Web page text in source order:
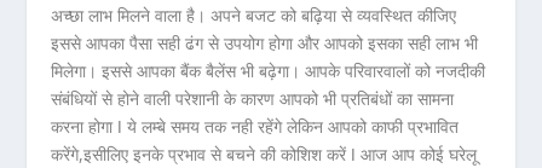
अच्छा लाभ मिलने वाला है। अपने बजट को बढ़िया से व्यवस्थित कीजिए
इससे आपका पैसा सही ढंग से उपयोग होगा और आपको इसका सही लाभ भी
मिलेगा। इससे आपका बैंक बैलेंस भी बढ़ेगा। आपके परिवारवालों को नजदीकी
संबंधियों से होने वाली परेशानी के कारण आपको भी प्रतिबंधों का सामना
करना होगा ǀ ये लम्बे समय तक नही रहेंगे लेकिन आपको काफी प्रभावित
करेंगे,इसीलिए इनके प्रभाव से बचने की कोशिश करें ǀ आज आप कोई घरेलू